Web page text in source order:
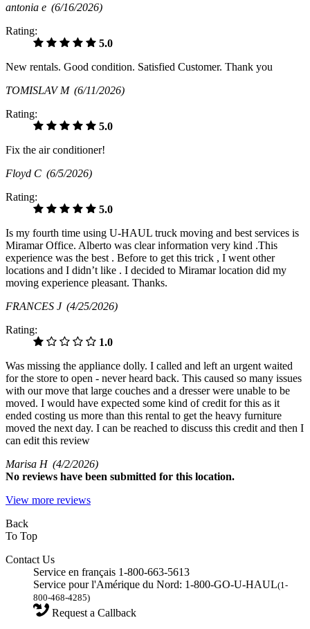
antonia e (6/16/2026)
Rating:
5.0
New rentals. Good condition. Satisfied Customer. Thank you
TOMISLAV M (6/11/2026)
Rating:
5.0
Fix the air conditioner!
Floyd C (6/5/2026)
Rating:
5.0
Is my fourth time using U-HAUL truck moving and best services is
Miramar Office. Alberto was clear information very kind .This
experience was the best . Before to get this trick , I went other
locations and I didn’t like . I decided to Miramar location did my
moving experience pleasant. Thanks.
FRANCES J (4/25/2026)
Rating:
1.0
Was missing the appliance dolly. I called and left an urgent waited
for the store to open - never heard back. This caused so many issues
with our move that large couches and a dresser were unable to be
moved. I would have expected some kind of credit for this as it
ended costing us more than this rental to get the heavy furniture
moved the next day. I can be reached to discuss this credit and then I
can edit this review
Marisa H (4/2/2026)
No reviews have been submitted for this location.
View more reviews
Back
To Top
Contact Us
Service en français 1-800-663-5613
Service pour l'Amérique du Nord: 1-800-GO-U-HAUL(1-
800-468-4285)
Request a Callback